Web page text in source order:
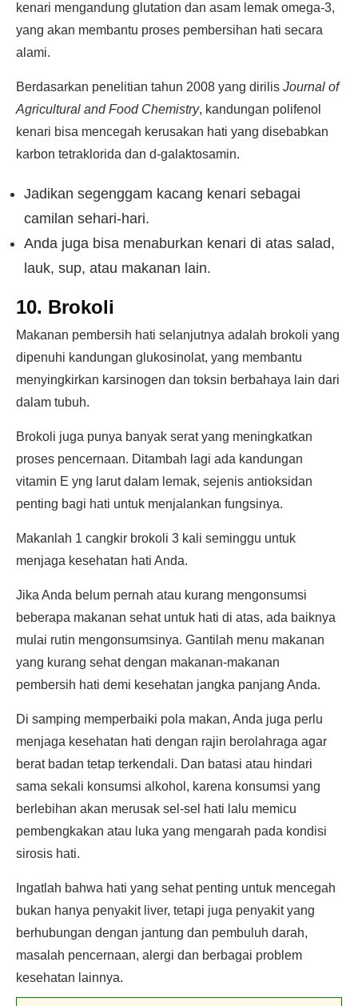
kenari mengandung glutation dan asam lemak omega-3,
yang akan membantu proses pembersihan hati secara
alami.
Berdasarkan penelitian tahun 2008 yang dirilis Journal of
Agricultural and Food Chemistry, kandungan polifenol
kenari bisa mencegah kerusakan hati yang disebabkan
karbon tetraklorida dan d-galaktosamin.
Jadikan segenggam kacang kenari sebagai
camilan sehari-hari.
Anda juga bisa menaburkan kenari di atas salad,
lauk, sup, atau makanan lain.
10. Brokoli
Makanan pembersih hati selanjutnya adalah brokoli yang
dipenuhi kandungan glukosinolat, yang membantu
menyingkirkan karsinogen dan toksin berbahaya lain dari
dalam tubuh.
Brokoli juga punya banyak serat yang meningkatkan
proses pencernaan. Ditambah lagi ada kandungan
vitamin E yng larut dalam lemak, sejenis antioksidan
penting bagi hati untuk menjalankan fungsinya.
Makanlah 1 cangkir brokoli 3 kali seminggu untuk
menjaga kesehatan hati Anda.
Jika Anda belum pernah atau kurang mengonsumsi
beberapa makanan sehat untuk hati di atas, ada baiknya
mulai rutin mengonsumsinya. Gantilah menu makanan
yang kurang sehat dengan makanan-makanan
pembersih hati demi kesehatan jangka panjang Anda.
Di samping memperbaiki pola makan, Anda juga perlu
menjaga kesehatan hati dengan rajin berolahraga agar
berat badan tetap terkendali. Dan batasi atau hindari
sama sekali konsumsi alkohol, karena konsumsi yang
berlebihan akan merusak sel-sel hati lalu memicu
pembengkakan atau luka yang mengarah pada kondisi
sirosis hati.
Ingatlah bahwa hati yang sehat penting untuk mencegah
bukan hanya penyakit liver, tetapi juga penyakit yang
berhubungan dengan jantung dan pembuluh darah,
masalah pencernaan, alergi dan berbagai problem
kesehatan lainnya.